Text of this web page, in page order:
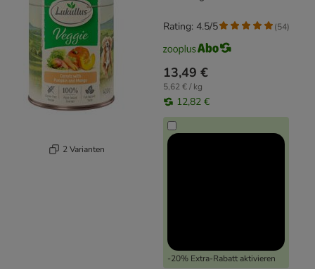
2 Varianten
13,49 €
5,62 € / kg
12,82 €
-20% Extra-Rabatt aktivieren
Rating: 4.5/5 (54)